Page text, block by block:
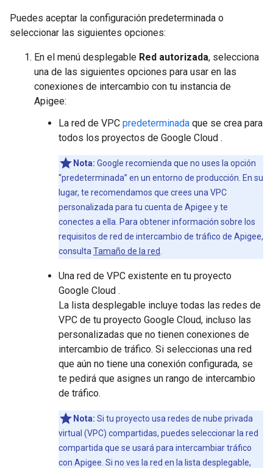
Puedes aceptar la configuración predeterminada o
seleccionar las siguientes opciones:
En el menú desplegable Red autorizada, selecciona
una de las siguientes opciones para usar en las
conexiones de intercambio con tu instancia de
Apigee:
La red de VPC predeterminada que se crea para
todos los proyectos de Google Cloud .
Nota: Google recomienda que no uses la opción
“predeterminada” en un entorno de producción. En su
lugar, te recomendamos que crees una VPC
personalizada para tu cuenta de Apigee y te
conectes a ella. Para obtener información sobre los
requisitos de red de intercambio de tráfico de Apigee,
consulta Tamaño de la red
Una red de VPC existente en tu proyecto
Google Cloud .
La lista desplegable incluye todas las redes de
VPC de tu proyecto Google Cloud, incluso las
personalizadas que no tienen conexiones de
intercambio de tráfico. Si seleccionas una red
que aún no tiene una conexión configurada, se
te pedirá que asignes un rango de intercambio
de tráfico.
Nota: Si tu proyecto usa redes de nube privada
virtual (VPC) compartidas, puedes seleccionar la red
compartida que se usará para intercambiar tráfico
con Apigee. Si no ves la red en la lista desplegable,